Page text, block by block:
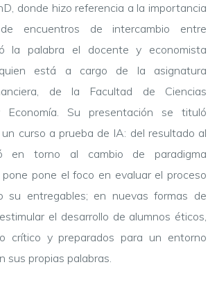
donde hizo referencia a la importancia
encuentros de intercambio entre
la palabra el docente y economista
está a cargo de la asignatura
de la Facultad de Ciencias
Economía. Su presentación se tituló
curso a prueba de IA: del resultado al
en torno al cambio de paradigma
pone el foco en evaluar el proceso
su entregables; en nuevas formas de
el desarrollo de alumnos éticos,
crítico y preparados para un entorno
sus propias palabras.